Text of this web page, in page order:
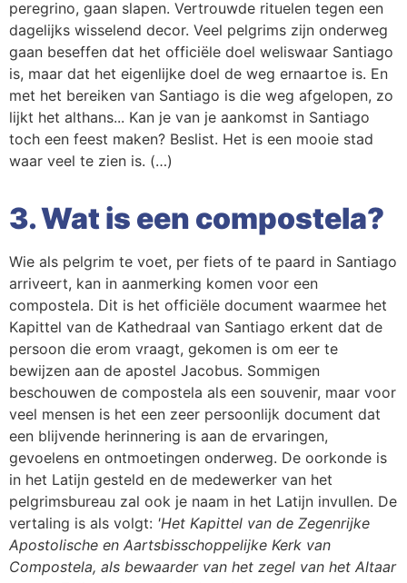
peregrino, gaan slapen. Vertrouwde rituelen tegen een
dagelijks wisselend decor. Veel pelgrims zijn onderweg
gaan beseffen dat het officiële doel weliswaar Santiago
is, maar dat het eigenlijke doel de weg ernaartoe is. En
met het bereiken van Santiago is die weg afgelopen, zo
lijkt het althans... Kan je van je aankomst in Santiago
toch een feest maken? Beslist. Het is een mooie stad
waar veel te zien is. (…)
3. Wat is een compostela?
Wie als pelgrim te voet, per fiets of te paard in Santiago
arriveert, kan in aanmerking komen voor een
compostela. Dit is het officiële document waarmee het
Kapittel van de Kathedraal van Santiago erkent dat de
persoon die erom vraagt, gekomen is om eer te
bewijzen aan de apostel Jacobus. Sommigen
beschouwen de compostela als een souvenir, maar voor
veel mensen is het een zeer persoonlijk document dat
een blijvende herinnering is aan de ervaringen,
gevoelens en ontmoetingen onderweg. De oorkonde is
in het Latijn gesteld en de medewerker van het
pelgrimsbureau zal ook je naam in het Latijn invullen. De
vertaling is als volgt: 'Het Kapittel van de Zegenrijke
Apostolische en Aartsbisschoppelijke Kerk van
Compostela, als bewaarder van het zegel van het Altaar